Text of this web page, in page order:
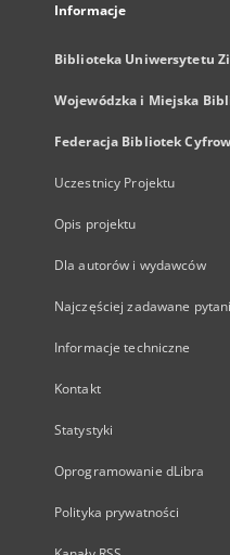
Informacje
Biblioteka Uniwersytetu
Wojewódzka i Miejska
Federacja Bibliotek
Uczestnicy Projektu
Opis projektu
Dla autorów i wydawców
Najczęściej zadawane
Informacje techniczne
Kontakt
Statystyki
Oprogramowanie dLibra
Polityka prywatności